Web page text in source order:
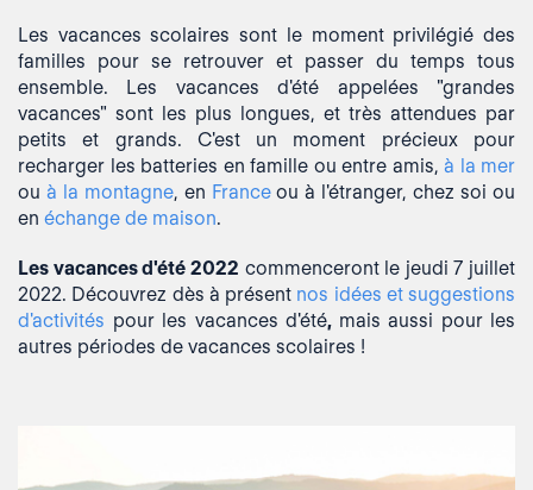
Les vacances scolaires sont le moment privilégié des
familles pour se retrouver et passer du temps tous
ensemble. Les vacances d'été appelées "grandes
vacances" sont les plus longues, et très attendues par
petits et grands. C'est un moment précieux pour
recharger les batteries en famille ou entre amis, à la mer
ou à la montagne, en Franceou à l'étranger, chez soi ou
en échange de maison.
Les vacances d'été 2022 commenceront le jeudi 7 juillet
2022. Découvrez dès à présent nos idées et suggestions
d'activités pour les vacances d'été, mais aussi pour les
autres périodes de vacances scolaires !